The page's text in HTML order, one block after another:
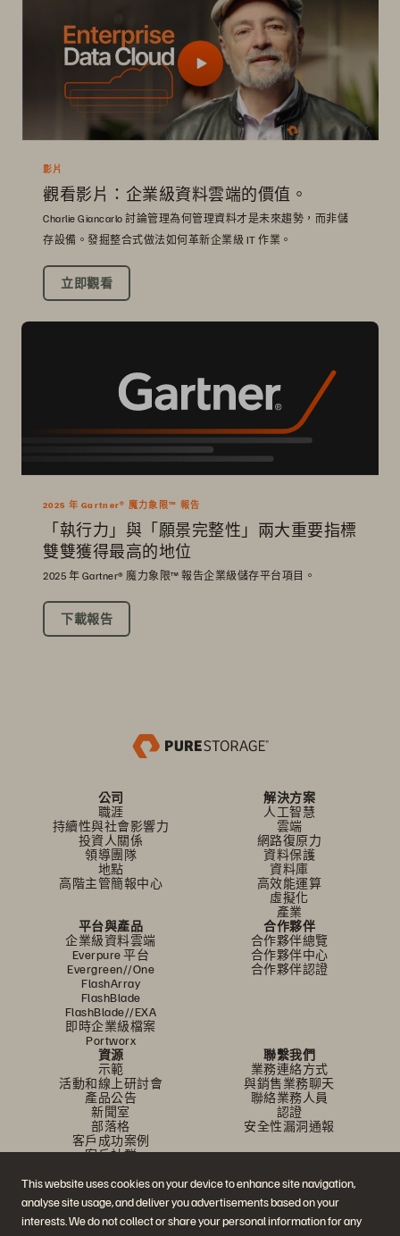
This website uses cookies on your device to enhance site navigation,
analyse site usage, and deliver you advertisements based on your
interests. We do not collect or share your personal information for any
影片
觀看影片：企業級資料雲端的價值。
Charlie Giancarlo 討論管理為何管理資料才是未來趨勢，而非儲
存設備。發掘整合式做法如何革新企業級 IT 作業。
立即觀看
2025 年 Gartner® 魔力象限™ 報告
「執行力」與「願景完整性」兩大重要指標
雙雙獲得最高的地位
2025 年 Gartner® 魔力象限™ 報告企業級儲存平台項目。
下載報告
公司
職涯
持續性與社會影響力
投資人關係
領導團隊
地點
高階主管簡報中心
解決方案
人工智慧
雲端
網路復原力
資料保護
資料庫
高效能運算
虛擬化
產業
平台與產品
企業級資料雲端
Everpure 平台
Evergreen//One
FlashArray
FlashBlade
FlashBlade//EXA
即時企業級檔案
Portworx
合作夥伴
合作夥伴總覽
合作夥伴中心
合作夥伴認證
資源
示範
活動和線上研討會
產品公告
新聞室
部落格
客戶成功案例
客戶社群
聯繫我們
業務連絡方式
與銷售業務聊天
聯絡業務人員
認證
安全性漏洞通報
加入討論